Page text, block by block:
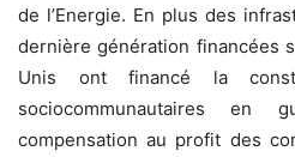
de l’Energie. En plus des
dernière génération financées
Unis ont financé la
sociocommunautaires
compensation au profit des